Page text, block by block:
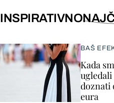
INSPIRATIVNO
BAŠ
Kada
doznati
eura